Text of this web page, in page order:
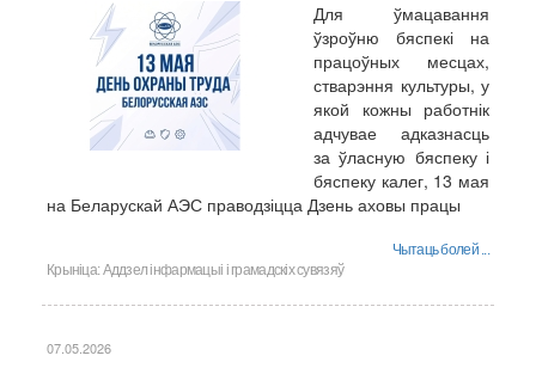
Для ўмацавання
ўзроўню бяспекі на
працоўных месцах,
стварэння культуры, у
якой кожны работнік
адчувае адказнасць
за ўласную бяспеку і
бяспеку калег, 13 мая
на Беларускай АЭС праводзіцца Дзень аховы працы
Чытаць болей ...
Крыніца:Аддзел інфармацыі і грамадскіх сувязяў
07.05.2026